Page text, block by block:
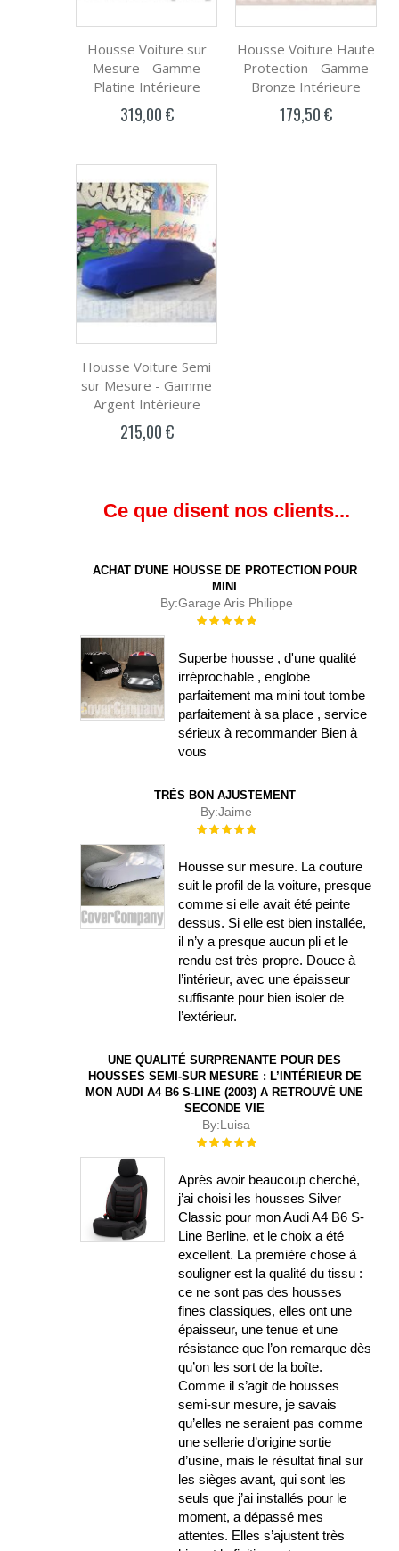
Housse Voiture sur
Mesure - Gamme
Platine Intérieure
319,00 €
Housse Voiture Haute
Protection - Gamme
Bronze Intérieure
179,50 €
Housse Voiture Semi
sur Mesure - Gamme
Argent Intérieure
215,00 €
Ce que disent nos clients...
ACHAT D'UNE HOUSSE DE PROTECTION POUR
MINI
By:Garage Aris Philippe
Évaluation :
Superbe housse , d'une qualité
irréprochable , englobe
parfaitement ma mini tout tombe
parfaitement à sa place , service
sérieux à recommander Bien à
vous
TRÈS BON AJUSTEMENT
By:Jaime
Évaluation :
Housse sur mesure. La couture
suit le profil de la voiture, presque
comme si elle avait été peinte
dessus. Si elle est bien installée,
il n’y a presque aucun pli et le
rendu est très propre. Douce à
l’intérieur, avec une épaisseur
suffisante pour bien isoler de
l’extérieur.
UNE QUALITÉ SURPRENANTE POUR DES
HOUSSES SEMI-SUR MESURE : L’INTÉRIEUR DE
MON AUDI A4 B6 S-LINE (2003) A RETROUVÉ UNE
SECONDE VIE
By:Luisa
Évaluation :
Après avoir beaucoup cherché,
j’ai choisi les housses Silver
Classic pour mon Audi A4 B6 S-
Line Berline, et le choix a été
excellent. La première chose à
souligner est la qualité du tissu :
ce ne sont pas des housses
fines classiques, elles ont une
épaisseur, une tenue et une
résistance que l’on remarque dès
qu’on les sort de la boîte.
Comme il s’agit de housses
semi-sur mesure, je savais
qu’elles ne seraient pas comme
une sellerie d’origine sortie
d’usine, mais le résultat final sur
les sièges avant, qui sont les
seuls que j’ai installés pour le
moment, a dépassé mes
attentes. Elles s’ajustent très